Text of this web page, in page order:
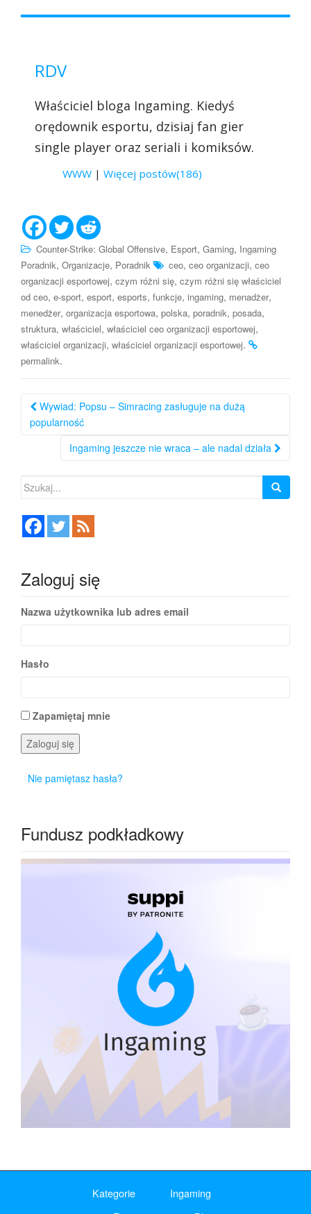
RDV
Właściciel bloga Ingaming. Kiedyś
orędownik esportu, dzisiaj fan gier
single player oraz seriali i komiksów.
WWW | Więcej postów(186)
Counter-Strike: Global Offensive, Esport, Gaming, Ingaming
Poradnik, Organizacje, Poradnik ceo, ceo organizacji, ceo
organizacji esportowej, czym różni się, czym różni się właściciel
od ceo, e-sport, esport, esports, funkcje, ingaming, menadżer,
menedżer, organizacja esportowa, polska, poradnik, posada,
struktura, właściciel, właściciel ceo organizacji esportowej,
właściciel organizacji, właściciel organizacji esportowej.
permalink.
Nawigacja
po
wpisie
Wywiad: Popsu – Simracing zasługuje na dużą
popularność
Ingaming jeszcze nie wraca – ale nadal działa
Szukaj:
Zaloguj się
Nazwa użytkownika lub adres email
Hasło
Zapamiętaj mnie
Zaloguj się
Nie pamiętasz hasła?
Fundusz podkładkowy
Kategorie
Ingaming